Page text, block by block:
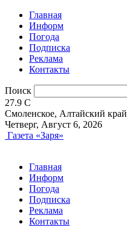
Главная
Информ
Погода
Подписка
Реклама
Контакты
Поиск
27.9 C
Смоленское, Алтайский край
Четверг, Август 6, 2026
Газета «Заря»
Главная
Информ
Погода
Подписка
Реклама
Контакты